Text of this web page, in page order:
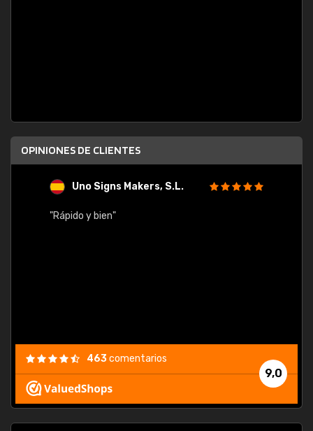
OPINIONES DE CLIENTES
Uno Signs Makers, S.L.
"Rápido y bien"
9,0
463comentarios